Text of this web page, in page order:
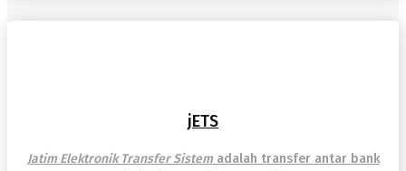
jETS
Jatim Elektronik Transfer Sistemadalah transfer antar bank